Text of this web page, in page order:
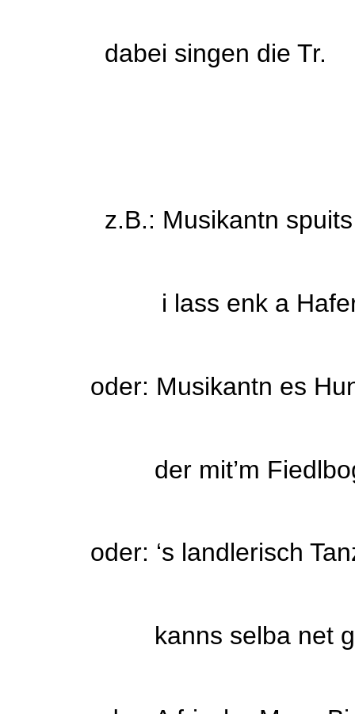
dabei singen die Tr.
z.B.: Musikantn spuits
i lass enk a Haferl
oder: Musikantn es
der mit’m Fiedlbogn
oder: ‘s landlerisch
kanns selba net